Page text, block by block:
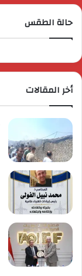
حالة الطقس
أخر المقالات